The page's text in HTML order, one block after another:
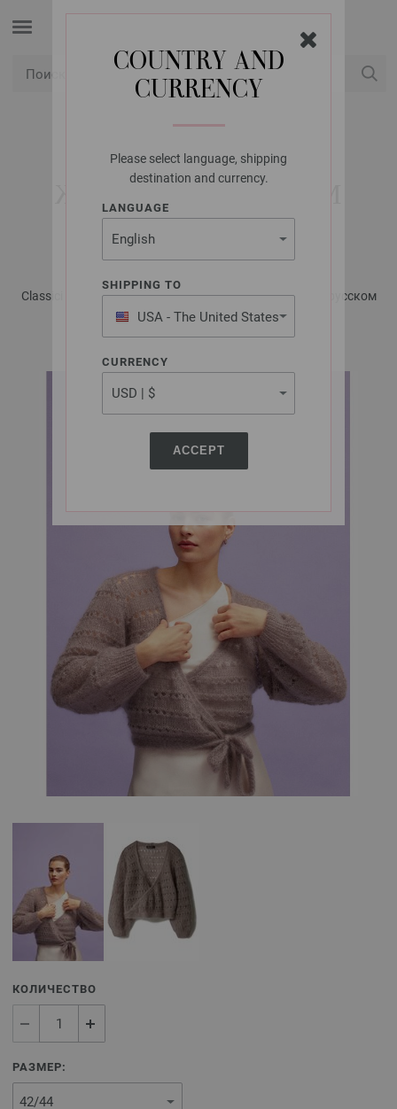
COUNTRY AND
CURRENCY
Please select language, shipping
destination and currency.
LANGUAGE
SHIPPING TO
USA - The United States
of America
CURRENCY
ACCEPT
LANA GROSSA
ЖАКЕТ С ЗАПАХОМ
SILKHAIR
Classici No. 24 - Журнал на немецком, инструкции на русском
языке | Модель 14
КОЛИЧЕСТВО
РАЗМЕР: